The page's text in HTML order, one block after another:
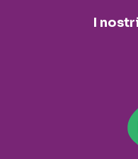
I